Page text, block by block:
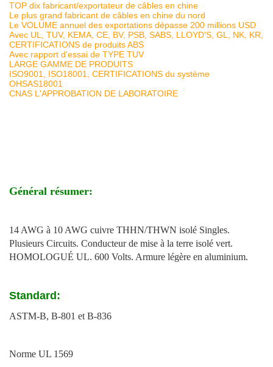
TOP dix fabricant/exportateur de câbles en chine
Le plus grand fabricant de câbles en chine du nord
Le VOLUME annuel des exportations dépasse 200 millions USD
Avec UL, TUV, KEMA, CE, BV, PSB, SABS, LLOYD'S, GL, NK, KR,
CERTIFICATIONS de produits ABS
Avec rapport d'essai de TYPE TUV
LARGE GAMME DE PRODUITS
ISO9001, ISO18001, CERTIFICATIONS du système
OHSAS18001
CNAS L'APPROBATION DE LABORATOIRE
Général résumer:
14 AWG à 10 AWG cuivre THHN/THWN isolé Singles.
Plusieurs Circuits. Conducteur de mise à la terre isolé vert.
HOMOLOGUÉ UL. 600 Volts. Armure légère en aluminium.
Standard:
ASTM-B, B-801 et B-836
Norme UL 1569